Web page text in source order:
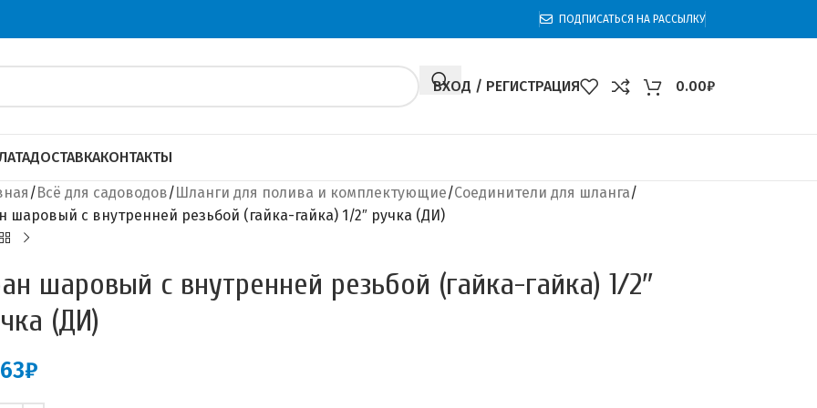
ПОДПИСАТЬСЯ НА РАССЫЛКУ
ВХОД / РЕГИСТРАЦИЯ 0.00₽
ДОСТАВКАКОНТАКТЫ
Всё для садоводов Шланги для полива и комплектующие Соединители для шланга
шаровый с внутренней резьбой (гайка-гайка) 1/2″ ручка (ДИ)
шаровый с внутренней резьбой (гайка-гайка) 1/2″
(ДИ)
₽